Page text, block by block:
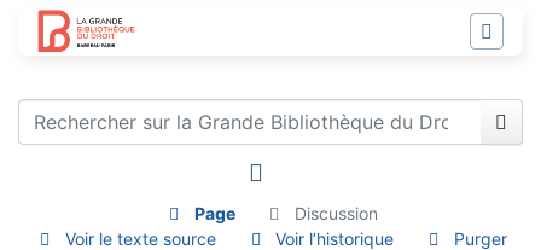
Page
Discussion
Voir le texte source
Voir l’historique Purger